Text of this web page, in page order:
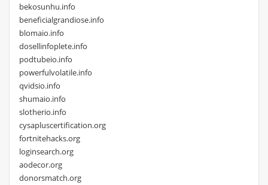
bekosunhu.info
beneficialgrandiose.info
blomaio.info
dosellinfoplete.info
podtubeio.info
powerfulvolatile.info
qvidsio.info
shumaio.info
slotherio.info
cysapluscertification.org
fortnitehacks.org
loginsearch.org
aodecor.org
donorsmatch.org